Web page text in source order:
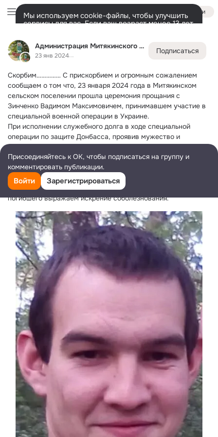
Администрация Митякинского сельского поселения
23 янв 2024
Подписаться
Скорбим…………… С прискорбием и огромным сожалением
сообщаем о том что, 23 января 2024 года в Митякинском
сельском поселении прошла церемония прощания с
Зинченко Вадимом Максимовичем, принимавшем участие в
специальной военной операции в Украине.
При исполнении служебного долга в ходе специальной
операции по защите Донбасса, проявив мужество и
героизм, погиб Зинченко Вадим Максимович наш земляк.
Выражаем глубокие соболезнования семье погибшего
военнослужащего. Это невосполнимая утрата. Вадим отдал
свою жизнь ради обеспечения безопасности своей страны и
своего народа. Мы всегда будем его помнить. Семье
погибшего выражаем искрение соболезнования.
Войти
Мы используем cookie-файлы, чтобы улучшить
сервисы для вас. Если ваш возраст менее 13 лет,
представитель.
Разрешить все
Лента Участники Ещё
Дополнительная
колонка
Всё812 Обсуждаемые
Присоединяйтесь к ОК, чтобы подписаться на группу и
комментировать публикации.
Войти Зарегистрироваться